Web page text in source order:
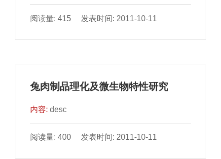
阅读量: 415 发表时间: 2011-10-11
兔肉制品理化及微生物特性研究
内容:desc
阅读量: 400 发表时间: 2011-10-11